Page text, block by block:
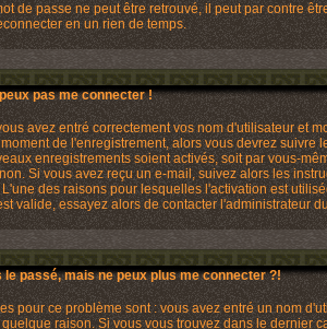
de passe ne peut être retrouvé, il peut par contre
en un rien de temps.
pas me connecter !
avez entré correctement vos nom d'utilisateur et
de l'enregistrement, alors vous devrez suivre
enregistrements soient activés, soit par vous-
Si vous avez reçu un e-mail, suivez alors les
des raisons pour lesquelles l'activation est
valide, essayez alors de contacter l'administrateur
passé, mais ne peux plus me connecter ?!
pour ce problème sont : vous avez entré un nom
raison. Si vous vous trouvez dans le dernier